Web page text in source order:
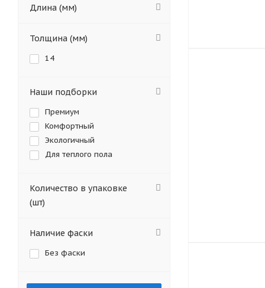
Длина (мм)
Толщина (мм)
14
Наши подборки
Премиум
Комфортный
Экологичный
Для теплого пола
Количество в упаковке
(шт)
Наличие фаски
Без фаски